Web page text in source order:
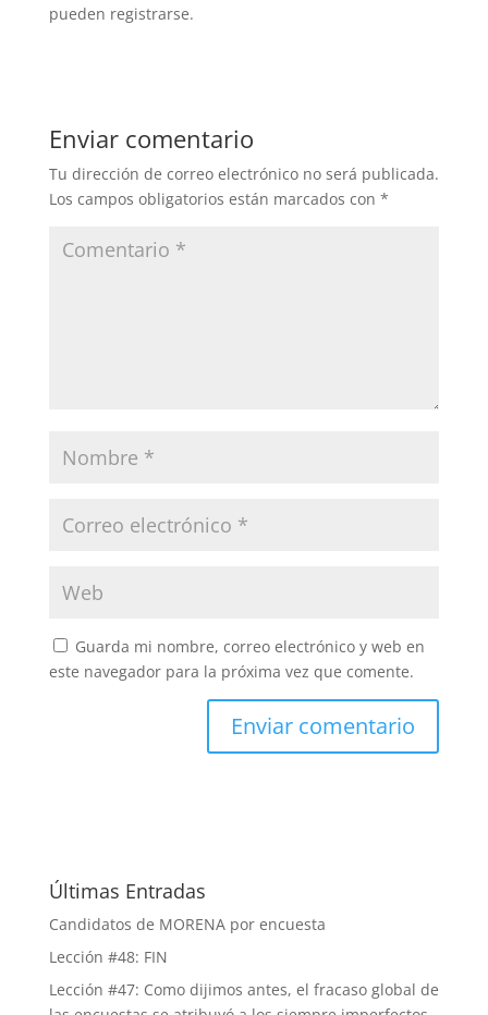
pueden registrarse.
Enviar comentario
Tu dirección de correo electrónico no será publicada.
Los campos obligatorios están marcados con *
Guarda mi nombre, correo electrónico y web en
este navegador para la próxima vez que comente.
Últimas Entradas
Candidatos de MORENA por encuesta
Lección #48: FIN
Lección #47: Como dijimos antes, el fracaso global de